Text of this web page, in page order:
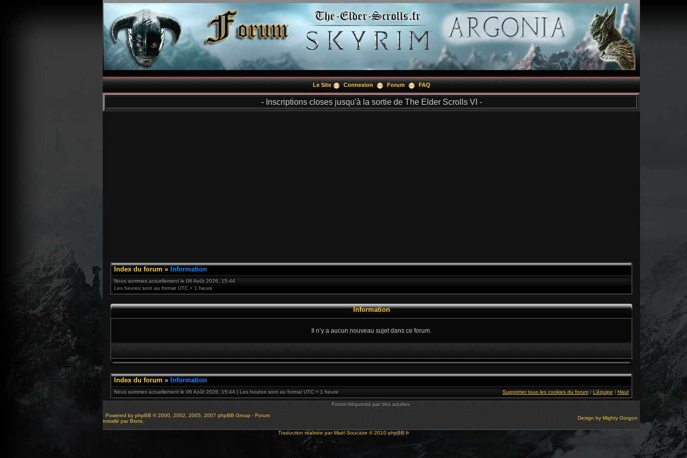
Le Site Connexion Forum FAQ
- Inscriptions closes jusqu'à la sortie de The Elder Scrolls VI -
Index du forum » Information
Nous sommes actuellement le 06 Août 2026, 15:44
Les heures sont au format UTC + 1 heure
Information
Il n’y a aucun nouveau sujet dans ce forum.
Index du forum » Information
Nous sommes actuellement le 06 Août 2026, 15:44 | Les heures sont au format UTC + 1 heure Supprimer tous les cookies du forum | L’équipe | Haut
Forum fréquenté par des adultes.
Powered by phpBB © 2000, 2002, 2005, 2007 phpBB Group - Forum
installé par Bioris.
Design by Mighty Gorgon
Traduction réalisée parMaël Soucaze © 2010 phpBB.fr